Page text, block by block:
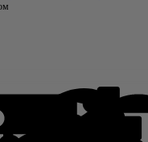
Facebook